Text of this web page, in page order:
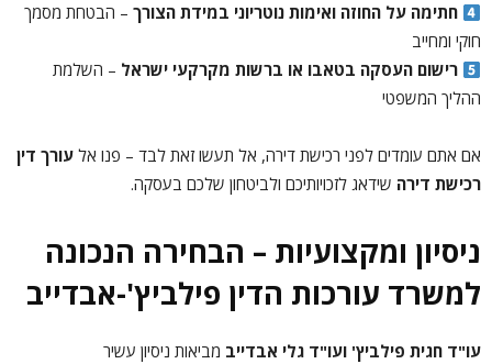
חתימה על החוזה ואימות נוטריוני במידת הצורך – הבטחת מסמך
חוקי ומחייב
רישום העסקה בטאבו או ברשות מקרקעי ישראל – השלמת
ההליך המשפטי
אם אתם עומדים לפני רכישת דירה, אל תעשו זאת לבד – פנו אל עורך דין
רכישת דירה שידאג לזכויותיכם ולביטחון שלכם בעסקה.
ניסיון ומקצועיות – הבחירה הנכונה
למשרד עורכות הדין פילביץ'-אבדייב
עו"ד חגית פילביץ' ועו"ד גלי אבדייב מביאות ניסיון עשיר